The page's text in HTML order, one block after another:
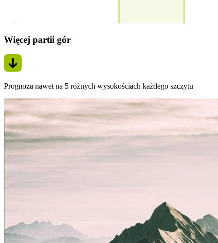
Więcej partii gór
Prognoza nawet na 5 różnych wysokościach każdego szczytu